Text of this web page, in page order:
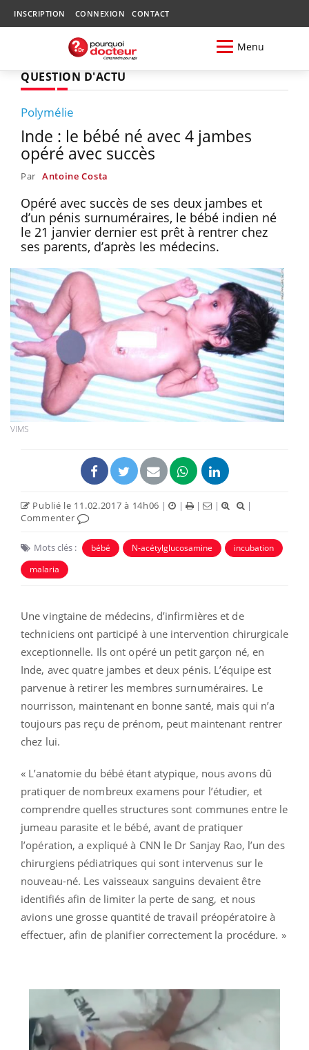
INSCRIPTION CONNEXION CONTACT
Menu
QUESTION D'ACTU
Polymélie
Inde : le bébé né avec 4 jambes
opéré avec succès
Par Antoine Costa
Opéré avec succès de ses deux jambes et
d’un pénis surnuméraires, le bébé indien né
le 21 janvier dernier est prêt à rentrer chez
ses parents, d’après les médecins.
VIMS
Publié le 11.02.2017 à 14h06 | | | |
|
Commenter
Mots clés : bébé N-acétylglucosamine
incubation
malaria
Une vingtaine de médecins, d’infirmières et de
techniciens ont participé à une intervention chirurgicale
exceptionnelle. Ils ont opéré un petit garçon né, en
Inde, avec quatre jambes et deux pénis. L’équipe est
parvenue à retirer les membres surnuméraires. Le
nourrisson, maintenant en bonne santé, mais qui n’a
toujours pas reçu de prénom, peut maintenant rentrer
chez lui.
« L’anatomie du bébé étant atypique, nous avons dû
pratiquer de nombreux examens pour l’étudier, et
comprendre quelles structures sont communes entre le
jumeau parasite et le bébé, avant de pratiquer
l’opération, a expliqué à CNN le Dr Sanjay Rao, l’un des
chirurgiens pédiatriques qui sont intervenus sur le
nouveau-né. Les vaisseaux sanguins devaient être
identifiés afin de limiter la perte de sang, et nous
avions une grosse quantité de travail préopératoire à
effectuer, afin de planifier correctement la procédure. »